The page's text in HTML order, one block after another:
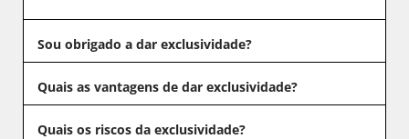
Sou obrigado a dar exclusividade?
Quais as vantagens de dar exclusividade?
Quais os riscos da exclusividade?